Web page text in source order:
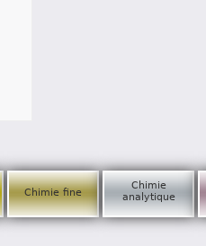
Chimie fine
Chimie
analytique